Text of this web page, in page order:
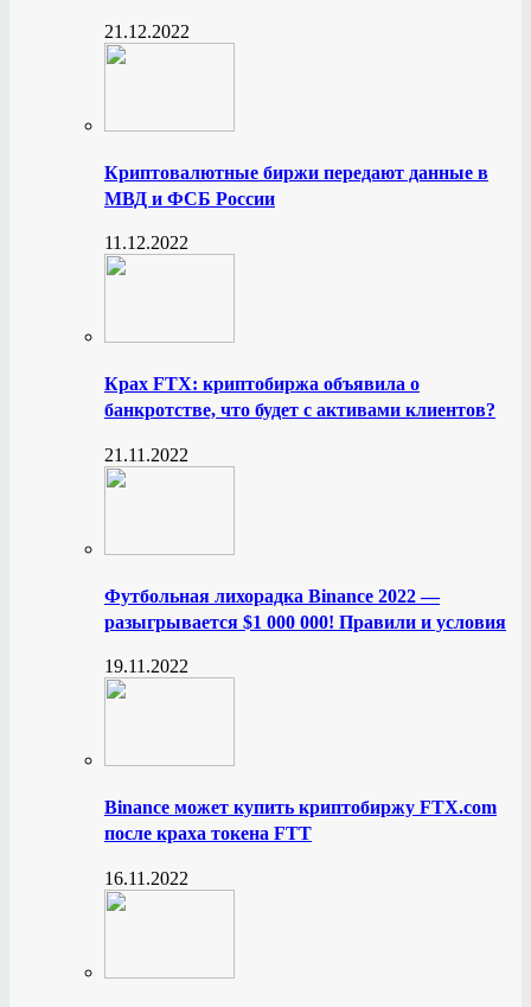
21.12.2022
Криптовалютные биржи передают данные в
МВД и ФСБ России
11.12.2022
Крах FTX: криптобиржа объявила о
банкротстве, что будет с активами клиентов?
21.11.2022
Футбольная лихорадка Binance 2022 —
разыгрывается $1 000 000! Правили и условия
19.11.2022
Binance может купить криптобиржу FTX.com
после краха токена FTT
16.11.2022